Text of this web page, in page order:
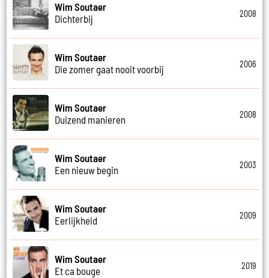
Wim Soutaer
Dichterbij
2008
Wim Soutaer
Die zomer gaat nooit voorbij
2006
Wim Soutaer
Duizend manieren
2008
Wim Soutaer
Een nieuw begin
2003
Wim Soutaer
Eerlijkheid
2009
Wim Soutaer
Et ca bouge
2019